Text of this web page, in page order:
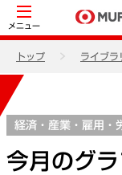
メニュー
トップ ライブラ
経済・産業・雇用・
今月のグ